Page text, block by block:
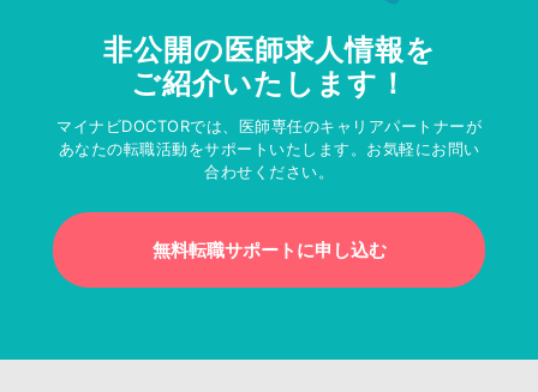
非公開の医師求人情報を
ご紹介いたします！
マイナビDOCTORでは、医師専任のキャリアパートナーが
あなたの転職活動をサポートいたします。お気軽にお問い
合わせください。
無料転職サポートに申し込む